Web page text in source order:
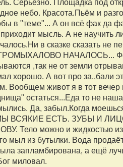
Серьёзно. Площадка под
небо. Красота.Пьём и
в "теме"... А он всё фак да
мысль. А не научить
в сказке сказать не
ГРОМЫХАЛОВО НАЧАЛОСЬ...
,так не от земли
хорошо. А вот про за..бали
Вообщем живот я в тот
остаться...Еда то не
Да, забыл.Когда
ВСЯКИЕ ЕСТЬ. ЗУБЫ И
Тело можно и жидкостью
мыл из бутылки. Вода
запламбирована, а ещё
миловал.